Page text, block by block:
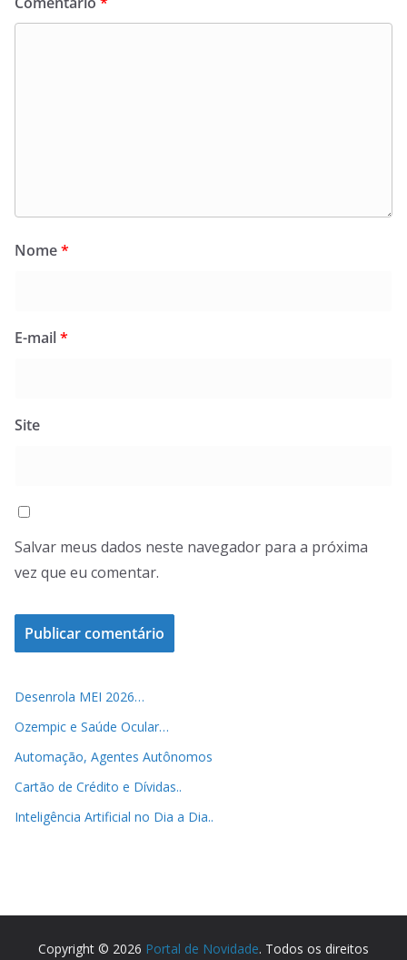
Nome*
E-mail*
Site
Salvar meus dados neste navegador para a próxima
vez que eu comentar.
Desenrola MEI 2026…
Ozempic e Saúde Ocular…
Automação, Agentes Autônomos
Cartão de Crédito e Dívidas..
Inteligência Artificial no Dia a Dia..
Copyright © 2026 Portal de Novidade. Todos os direitos